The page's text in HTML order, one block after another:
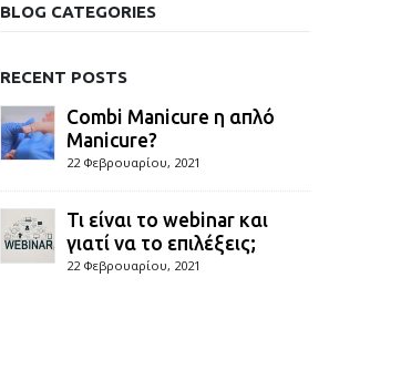
BLOG CATEGORIES
RECENT POSTS
Combi Manicure η απλό
Manicure?
22 Φεβρουαρίου, 2021
Τι είναι το webinar και
γιατί να το επιλέξεις;
22 Φεβρουαρίου, 2021